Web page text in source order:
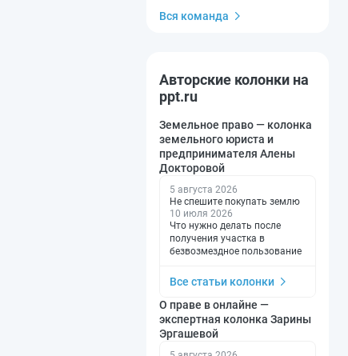
Вся команда
Авторские колонки на
ppt.ru
Земельное право — колонка
земельного юриста и
предпринимателя Алены
Докторовой
5 августа 2026
Не спешите покупать землю
10 июля 2026
Что нужно делать после
получения участка в
безвозмездное пользование
Все статьи колонки
О праве в онлайне —
экспертная колонка Зарины
Эргашевой